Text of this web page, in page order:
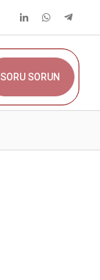
SORU SORUN